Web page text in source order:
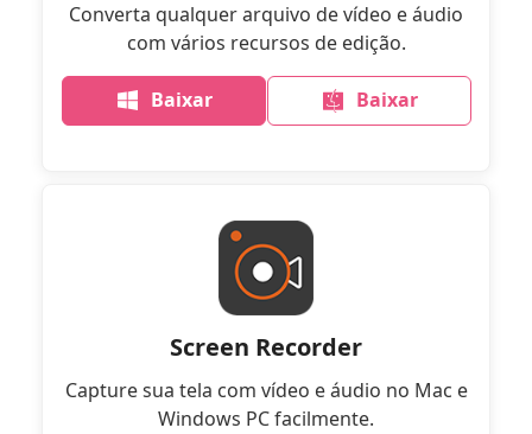
Converta qualquer arquivo de vídeo e áudio
com vários recursos de edição.
Baixar Baixar
Screen Recorder
Capture sua tela com vídeo e áudio no Mac e
Windows PC facilmente.